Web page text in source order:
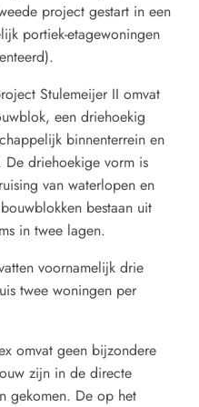
project gestart in een
portiek-etagewoningen
Stulemeijer II omvat
een driehoekig
binnenterrein en
driehoekige vorm is
van waterlopen en
bestaan uit
in twee lagen.
voornamelijk drie
twee woningen per
omvat geen bijzondere
zijn in de directe
gekomen. De op het